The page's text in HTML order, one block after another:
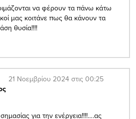
να φέρουν τα πάνω κάτω
μας κοιτάνε πως θα κάνουν τα
θυσία!!!!
21 Νοεμβρίου 2024 στις 00:25
για την ενέργεια!!!!….ας